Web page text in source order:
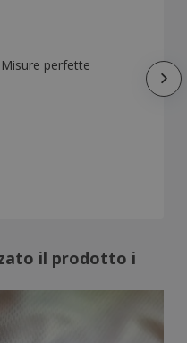
perfette
il prodotto i